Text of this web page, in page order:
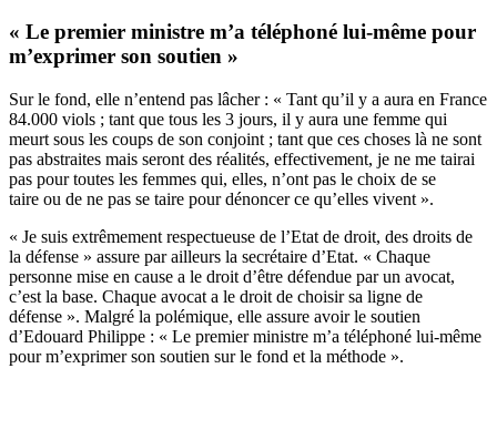
« Le premier ministre m’a téléphoné lui-même pour
m’exprimer son soutien »
Sur le fond, elle n’entend pas lâcher : « Tant qu’il y a aura en France
84.000 viols ; tant que tous les 3 jours, il y aura une femme qui
meurt sous les coups de son conjoint ; tant que ces choses là ne sont
pas abstraites mais seront des réalités, effectivement, je ne me tairai
pas pour toutes les femmes qui, elles, n’ont pas le choix de se
taire ou de ne pas se taire pour dénoncer ce qu’elles vivent ».
« Je suis extrêmement respectueuse de l’Etat de droit, des droits de
la défense » assure par ailleurs la secrétaire d’Etat. « Chaque
personne mise en cause a le droit d’être défendue par un avocat,
c’est la base. Chaque avocat a le droit de choisir sa ligne de
défense ». Malgré la polémique, elle assure avoir le soutien
d’Edouard Philippe : « Le premier ministre m’a téléphoné lui-même
pour m’exprimer son soutien sur le fond et la méthode ».